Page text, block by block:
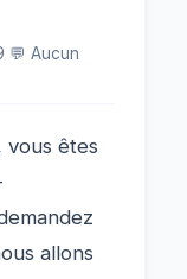
💬 Aucun
vous êtes
allons